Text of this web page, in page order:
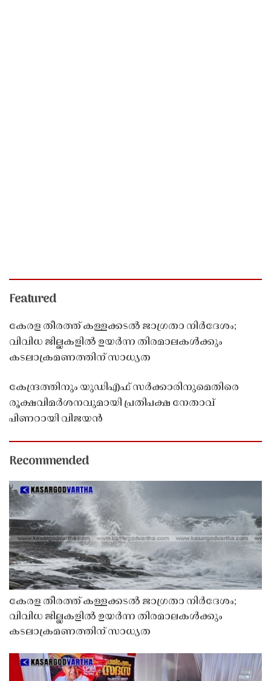
Featured
കേരള തീരത്ത് കള്ളക്കടൽ ജാഗ്രതാ നിർദേശം;
വിവിധ ജില്ലകളിൽ ഉയർന്ന തിരമാലകൾക്കും
കടലാക്രമണത്തിന് സാധ്യത
കേന്ദ്രത്തിനും യുഡിഎഫ് സർക്കാരിനുമെതിരെ
രൂക്ഷവിമർശനവുമായി പ്രതിപക്ഷ നേതാവ്
പിണറായി വിജയൻ
Recommended
കേരള തീരത്ത് കള്ളക്കടൽ ജാഗ്രതാ നിർദേശം;
വിവിധ ജില്ലകളിൽ ഉയർന്ന തിരമാലകൾക്കും
കടലാക്രമണത്തിന് സാധ്യത